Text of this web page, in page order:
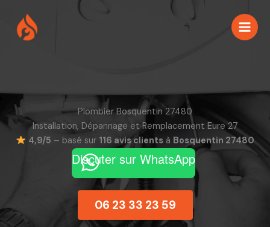
contenu
Plombier Bosquentin 27480
Installation, Dépannage et Remplacement Eure 27
4,9/5 – basé sur 116 avis clientsà Bosquentin 27480
Discuter sur WhatsApp
06 23 33 23 59